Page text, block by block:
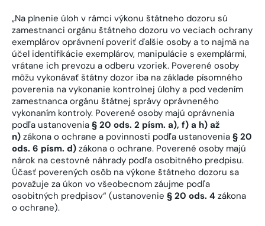
„Na plnenie úloh v rámci výkonu štátneho dozoru sú
zamestnanci orgánu štátneho dozoru vo veciach ochrany
exemplárov oprávnení poveriť ďalšie osoby a to najmä na
účel identifikácie exemplárov, manipulácie s exemplármi,
vrátane ich prevozu a odberu vzoriek. Poverené osoby
môžu vykonávať štátny dozor iba na základe písomného
poverenia na vykonanie kontrolnej úlohy a pod vedením
zamestnanca orgánu štátnej správy oprávneného
vykonaním kontroly. Poverené osoby majú oprávnenia
podľa ustanovenia § 20 ods. 2 písm. a), f) a h) až
n) zákona o ochrane a povinnosti podľa ustanovenia § 20
ods. 6 písm. d) zákona o ochrane. Poverené osoby majú
nárok na cestovné náhrady podľa osobitného predpisu.
Účasť poverených osôb na výkone štátneho dozoru sa
považuje za úkon vo všeobecnom záujme podľa
osobitných predpisov“ (ustanovenie § 20 ods. 4 zákona
o ochrane).